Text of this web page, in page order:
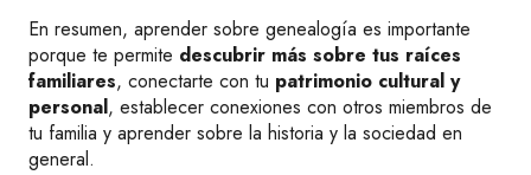
En resumen, aprender sobre genealogía es importante
porque te permite descubrir más sobre tus raíces
familiares, conectarte con tu patrimonio cultural y
personal, establecer conexiones con otros miembros de
tu familia y aprender sobre la historia y la sociedad en
general.